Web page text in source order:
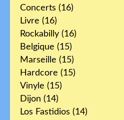
Concerts (16)
Livre (16)
Rockabilly (16)
Belgique (15)
Marseille (15)
Hardcore (15)
Vinyle (15)
Dijon (14)
Los Fastidios (14)